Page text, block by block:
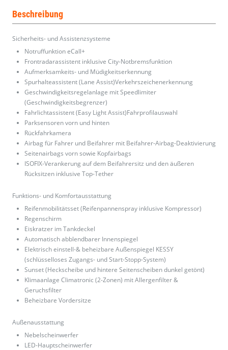
Beschreibung
Sicherheits- und Assistenzsysteme
Notruffunktion eCall+
Frontradarassistent inklusive City-Notbremsfunktion
Aufmerksamkeits- und Müdigkeitserkennung
Spurhalteassistent (Lane Assist)Verkehrszeichenerkennung
Geschwindigkeitsregelanlage mit Speedlimiter
(Geschwindigkeitsbegrenzer)
Fahrlichtassistent (Easy Light Assist)Fahrprofilauswahl
Parksensoren vorn und hinten
Rückfahrkamera
Airbag für Fahrer und Beifahrer mit Beifahrer-Airbag-Deaktivierung
Seitenairbags vorn sowie Kopfairbags
ISOFIX-Verankerung auf dem Beifahrersitz und den äußeren
Rücksitzen inklusive Top-Tether
Funktions- und Komfortausstattung
Reifenmobilitätsset (Reifenpannenspray inklusive Kompressor)
Regenschirm
Eiskratzer im Tankdeckel
Automatisch abblendbarer Innenspiegel
Elektrisch einstell-& beheizbare Außenspiegel KESSY
(schlüsselloses Zugangs- und Start-Stopp-System)
Sunset (Heckscheibe und hintere Seitenscheiben dunkel getönt)
Klimaanlage Climatronic (2-Zonen) mit Allergenfilter &
Geruchsfilter
Beheizbare Vordersitze
Außenausstattung
Nebelscheinwerfer
LED-Hauptscheinwerfer